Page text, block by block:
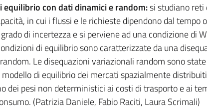
equilibrio con dati dinamici e random:si studiano reti
in cui i flussi e le richieste dipendono dal tempo
di incertezza e si perviene ad una condizione di
di equilibrio sono caratterizzate da una
Le disequazioni variazionali random sono
di equilibrio dei mercati spazialmente
dei pesi non deterministici ai costi di trasporto e ai
(Patrizia Daniele, Fabio Raciti, Laura Scrimali)